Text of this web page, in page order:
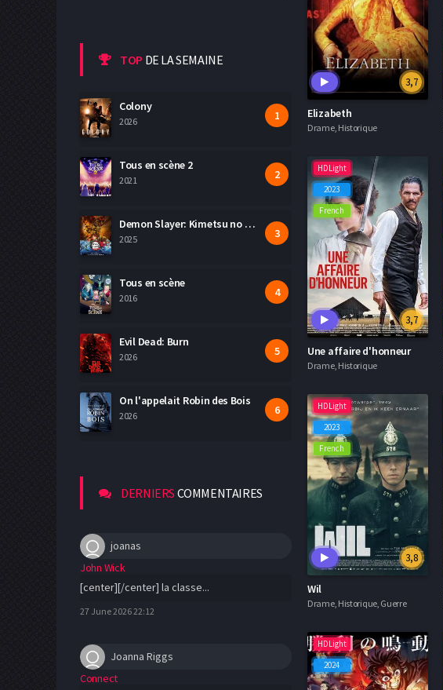
Fantastique
Historique
Policier
Romance
Science fiction
Thriller
Western
TOP DE LA SEMAINE
Colony
2026
Tous en scène 2
2021
Demon Slayer: Kimetsu no Yaiba La Forteresse Infinie Film 1
2025
Tous en scène
2016
Evil Dead: Burn
2026
On l'appelait Robin des Bois
2026
DERNIERS COMMENTAIRES
joanas
John Wick
[center][/center] la classe...
27 June 2026 22:12
Joanna Riggs
Connect
3,7
Elizabeth
Drame, Historique
HDLight
2023
French
3,7
Une affaire d'honneur
Drame, Historique
HDLight
2023
French
3,8
Wil
Drame, Historique, Guerre
HDLight
2024